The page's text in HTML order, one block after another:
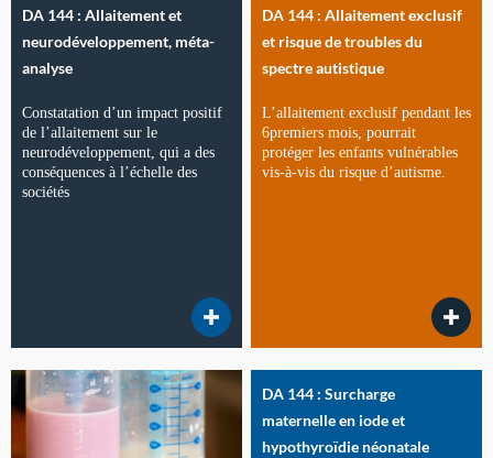
DA 144 : Allaitement et
neurodéveloppement, méta-
analyse
Constatation d’un impact positif
de l’allaitement sur le
neurodéveloppement, qui a des
conséquences à l’échelle des
sociétés
DA 144 : Allaitement exclusif
et risque de troubles du
spectre autistique
L’allaitement exclusif pendant les
6premiers mois, pourrait
protéger les enfants vulnérables
vis-à-vis du risque d’autisme.
DA 144 : Surcharge
maternelle en iode et
hypothyroïdie néonatale